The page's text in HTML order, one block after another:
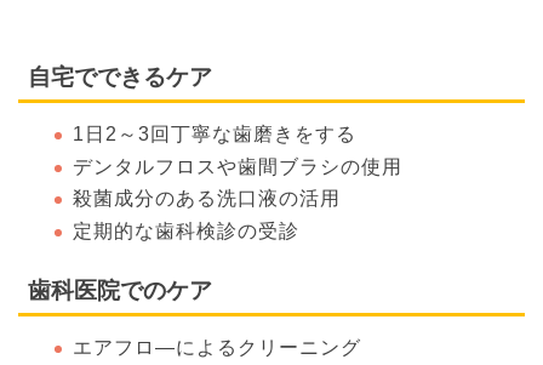
自宅でできるケア
1日2～3回丁寧な歯磨きをする
デンタルフロスや歯間ブラシの使用
殺菌成分のある洗口液の活用
定期的な歯科検診の受診
歯科医院でのケア
エアフロ―によるクリーニング